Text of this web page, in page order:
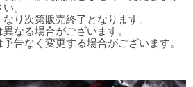
。
り次第販売終了となります。
なる場合がございます。
告なく変更する場合がございます。